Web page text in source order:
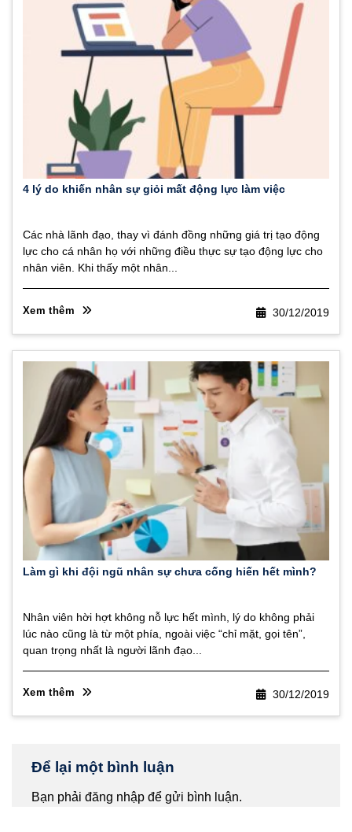
4 lý do khiến nhân sự giỏi mất động lực làm việc
30/12/2019
Các nhà lãnh đạo, thay vì đánh đồng những giá trị tạo động
lực cho cá nhân họ với những điều thực sự tạo động lực cho
nhân viên. Khi thấy một nhân...
Xem thêm
Làm gì khi đội ngũ nhân sự chưa cống hiến hết mình?
30/12/2019
Nhân viên hời hợt không nỗ lực hết mình, lý do không phải
lúc nào cũng là từ một phía, ngoài việc “chỉ mặt, gọi tên”,
quan trọng nhất là người lãnh đạo...
Xem thêm
Để lại một bình luận
Bạn phải đăng nhập để gửi bình luận.